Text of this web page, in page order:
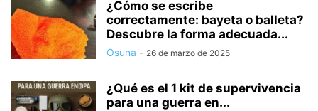
¿Cómo se escribe
correctamente: bayeta o balleta?
Descubre la forma adecuada...
Osuna - 26 de marzo de 2025
¿Qué es el 1 kit de supervivencia
para una guerra en...